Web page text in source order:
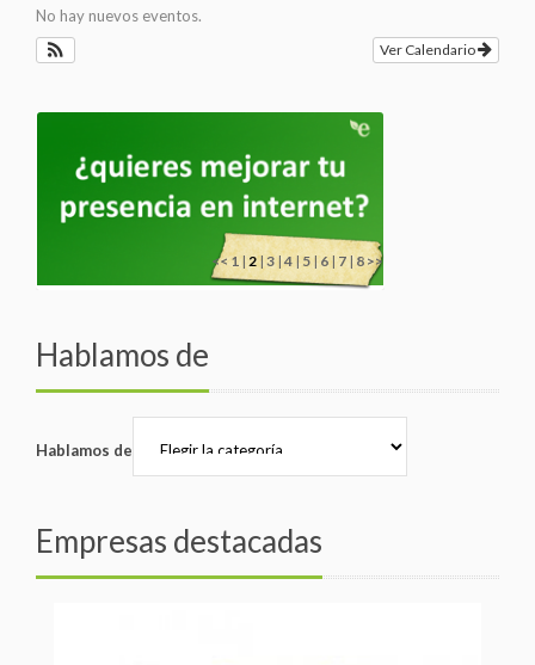
No hay nuevos eventos.
Ver Calendario
<<1| 2| 3|4|5|6| 7|8>>
Hablamos de
Hablamos de
Empresas destacadas